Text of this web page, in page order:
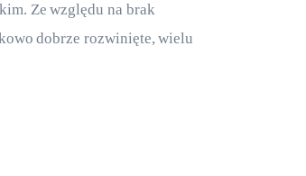
Ze względu na brak
dobrze rozwinięte, wielu